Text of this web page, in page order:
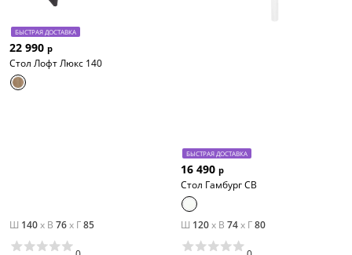
БЫСТРАЯ ДОСТАВКА
22 990 р
Стол Лофт Люкс 140
Ш 140x В 76x Г85
БЫСТРАЯ ДОСТАВКА
16 490 р
Стол Гамбург СВ
Ш 120x В 74x Г80